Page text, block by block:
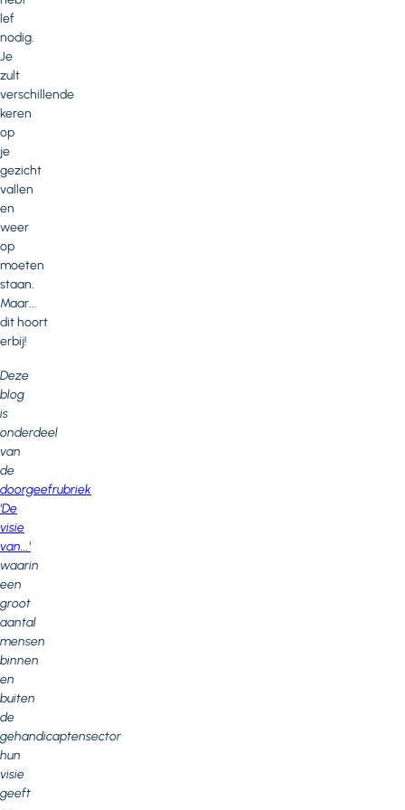
lef
nodig.
Je
zult
verschillende
keren
op
je
gezicht
vallen
en
weer
op
moeten
staan.
Maar...
dit hoort
erbij!
Deze
blog
is
onderdeel
van
de
doorgeefrubriek
'De
visie
van...'
waarin
een
groot
aantal
mensen
binnen
en
buiten
de
gehandicaptensector
hun
visie
geeft